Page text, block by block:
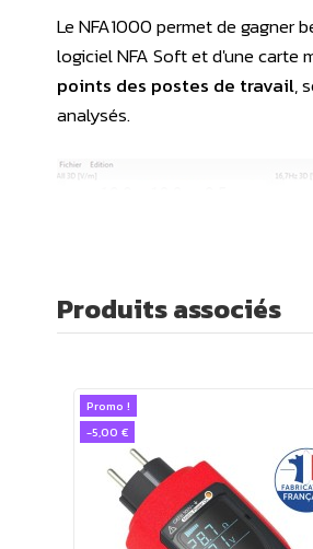
Le NFA1000 permet de gagner
logiciel NFA Soft et d'une carte
points des postes de travail,
analysés.
Produits associés
Promo !
-5,00 €